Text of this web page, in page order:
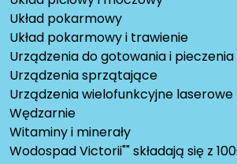
Układ pokarmowy
Układ pokarmowy i trawienie
Urządzenia do gotowania i pieczenia
Urządzenia sprzątające
Urządzenia wielofunkcyjne laserowe
Wędzarnie
Witaminy i minerały
Wodospad Victorii"" składają się z